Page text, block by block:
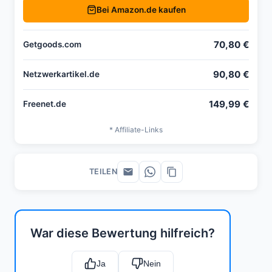
War diese Bewertung hilfreich?
Ja Nein
Bei Amazon.de kaufen
Getgoods.com 70,80 €
Netzwerkartikel.de 90,80 €
Freenet.de 149,99 €
* Affiliate-Links
TEILEN